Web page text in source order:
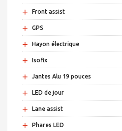
+ Front assist
+ GPS
+ Hayon électrique
+ Isofix
+ Jantes Alu 19 pouces
+ LED de jour
+ Lane assist
+ Phares LED